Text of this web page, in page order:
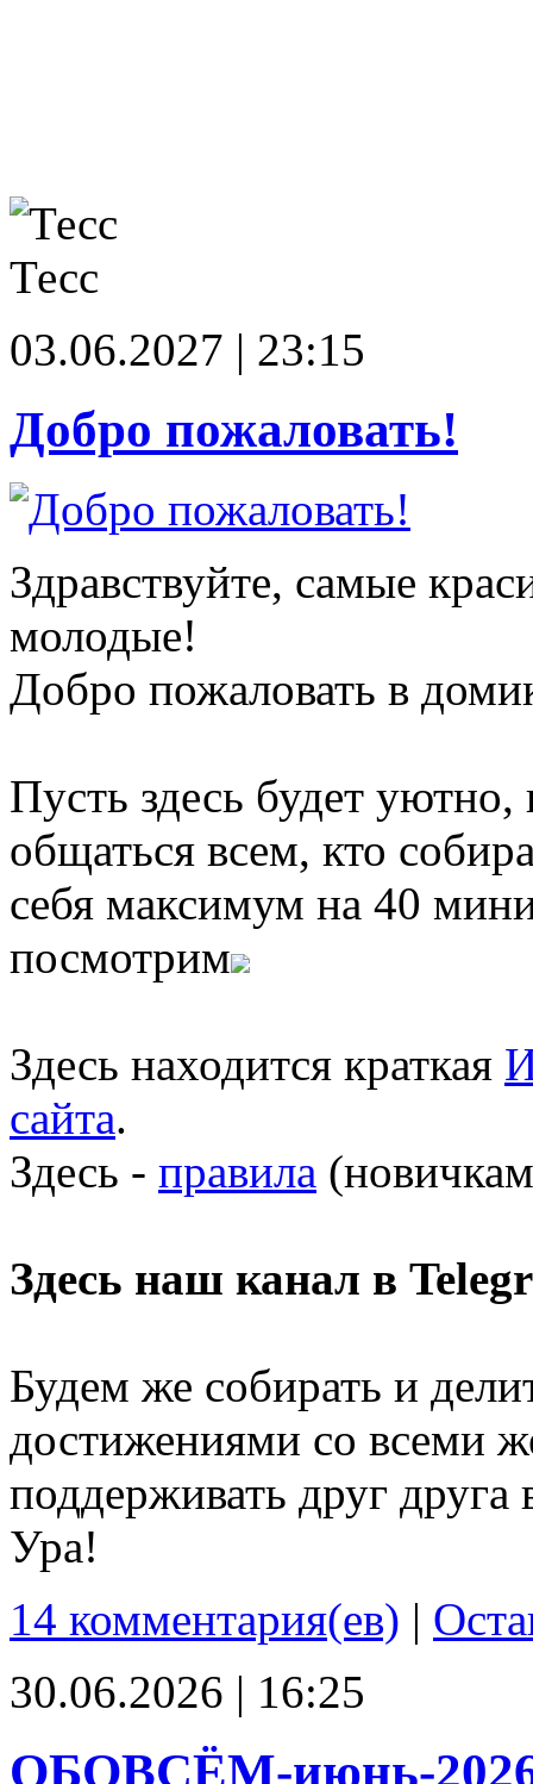
Тесс
03.06.2027 | 23:15
Добро пожаловать!
Здравствуйте, самые
молодые!
Добро пожаловать в
Пусть здесь будет
общаться всем, кто
себя максимум на 40
посмотрим
Здесь находится краткая
сайта.
Здесь - правила
Здесь наш канал в
Будем же собирать и
достижениями со всеми
поддерживать друг
Ура!
14 комментария(ев) |
30.06.2026 | 16:25
ОБОВСЁМ-июнь-